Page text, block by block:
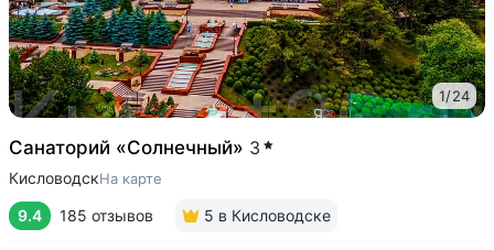
1/24
Санаторий «Солнечный» 3
КисловодскНа карте
9.4 185 отзывов 5 в Кисловодске